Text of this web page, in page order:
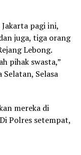
pagi ini,
juga, tiga orang
Lebong.
pihak swasta,”
Selasa
mereka di
Polres setempat,